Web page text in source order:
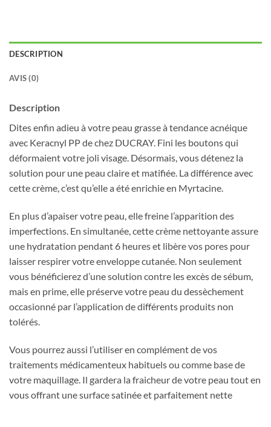
DESCRIPTION
AVIS (0)
Description
Dites enfin adieu à votre peau grasse à tendance acnéique
avec Keracnyl PP de chez DUCRAY. Fini les boutons qui
déformaient votre joli visage. Désormais, vous détenez la
solution pour une peau claire et matifiée. La différence avec
cette crème, c’est qu’elle a été enrichie en Myrtacine.
En plus d’apaiser votre peau, elle freine l’apparition des
imperfections. En simultanée, cette crème nettoyante assure
une hydratation pendant 6 heures et libère vos pores pour
laisser respirer votre enveloppe cutanée. Non seulement
vous bénéficierez d’une solution contre les excès de sébum,
mais en prime, elle préserve votre peau du dessèchement
occasionné par l’application de différents produits non
tolérés.
Vous pourrez aussi l’utiliser en complément de vos
traitements médicamenteux habituels ou comme base de
votre maquillage. Il gardera la fraicheur de votre peau tout en
vous offrant une surface satinée et parfaitement nette